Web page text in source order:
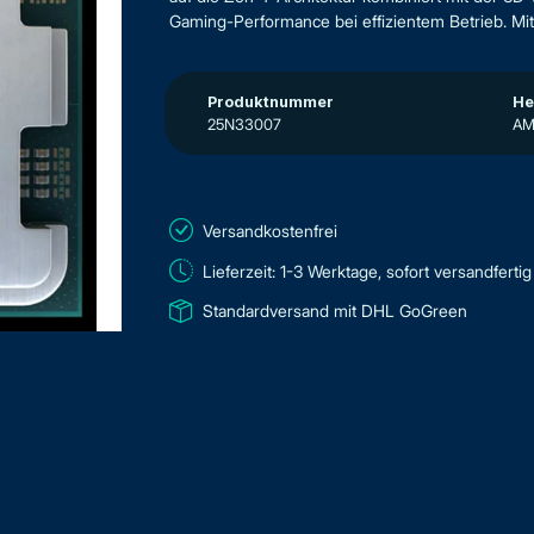
Gaming-Performance bei effizientem Betrieb.
Produktnummer
25N33007
Versandkostenfrei
Lieferzeit: 1-3 Werktage, sofort versandfertig
Standardversand mit DHL GoGreen